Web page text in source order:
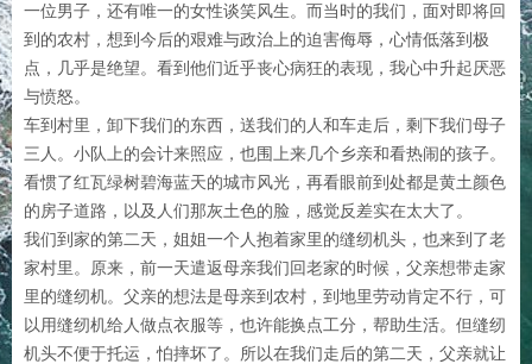
一位男子，还有唯一的女性谈笑风生。而当时的我们，面对即将回
到的农村，想到今后的艰难与政治上的迫害侮辱，心情低落到极
点，几乎是绝望。看到他们近乎丧心病狂的表现，我心中升起厌恶
与愤怒。
车到村里，卸下我们的东西，送我们的人和车走后，剩下我们母子
三人。小队上的会计来照应，也围上来几个乡亲和看热闹的孩子。
看惯了红瓦绿树碧海蓝天的城市风光，再看眼前到处都是黄土颜色
的房子道路，以及人们那灰土色的脸，感觉反差实在太大了。
我们到家的第二天，姐姐一个人抱着家里的缝纫机头，也来到了老
家村里。原来，前一天遣返母亲我们回老家的时候，父亲想带走家
里的缝纫机。父亲的想法是母亲到农村，到地里劳动肯定不行，可
以用缝纫机给人做点衣服等，也许能换点工分，帮助生活。但缝纫
机头不便于托运，怕摔坏了。所以在我们走后的第二天，父亲就让